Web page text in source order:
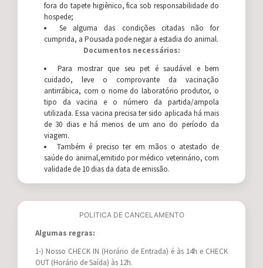
fora do tapete higiênico, fica sob responsabilidade do
hospede;
Se alguma das condições citadas não for
cumprida, a Pousada pode negar a estadia do animal.
Documentos necessários:
Para mostrar que seu pet é saudável e bem
cuidado, leve o comprovante da vacinação
antirrábica, com o nome do laboratório produtor, o
tipo da vacina e o número da partida/ampola
utilizada. Essa vacina precisa ter sido aplicada há mais
de 30 dias e há menos de um ano do período da
viagem.
Também é preciso ter em mãos o atestado de
saúde do animal,emitido por médico veterinário, com
validade de 10 dias da data de emissão.
POLITICA DE CANCELAMENTO
Algumas regras:
1-) Nosso CHECK IN (Horário de Entrada) é às 14h e CHECK
OUT (Horário de Saída) às 12h.